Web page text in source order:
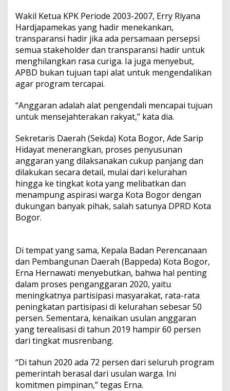
Wakil Ketua KPK Periode 2003-2007, Erry Riyana
Hardjapamekas yang hadir menekankan,
transparansi hadir jika ada persamaan persepsi
semua stakeholder dan transparansi hadir untuk
menghilangkan rasa curiga. Ia juga menyebut,
APBD bukan tujuan tapi alat untuk mengendalikan
agar program tercapai.
“Anggaran adalah alat pengendali mencapai tujuan
untuk mensejahterakan rakyat,” kata dia.
Sekretaris Daerah (Sekda) Kota Bogor, Ade Sarip
Hidayat menerangkan, proses penyusunan
anggaran yang dilaksanakan cukup panjang dan
dilakukan secara detail, mulai dari kelurahan
hingga ke tingkat kota yang melibatkan dan
menampung aspirasi warga Kota Bogor dengan
dukungan banyak pihak, salah satunya DPRD Kota
Bogor.
Di tempat yang sama, Kepala Badan Perencanaan
dan Pembangunan Daerah (Bappeda) Kota Bogor,
Erna Hernawati menyebutkan, bahwa hal penting
dalam proses penganggaran 2020, yaitu
meningkatnya partisipasi masyarakat, rata-rata
peningkatan partisipasi di kelurahan sebesar 50
persen. Sementara, kenaikan usulan anggaran
yang terealisasi di tahun 2019 hampir 60 persen
dari tingkat musrenbang.
“Di tahun 2020 ada 72 persen dari seluruh program
pemerintah berasal dari usulan warga. Ini
komitmen pimpinan,” tegas Erna.